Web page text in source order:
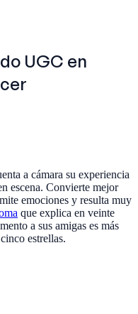
UGC en
a cámara su experiencia
escena. Convierte mejor
emociones y resulta muy
que explica en veinte
a sus amigas es más
estrellas.